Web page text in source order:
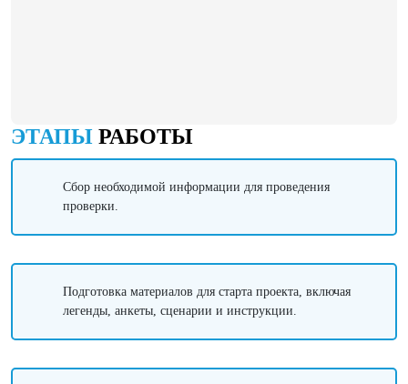
ЭТАПЫ РАБОТЫ
Сбор необходимой информации для проведения
проверки.
Подготовка материалов для старта проекта, включая
легенды, анкеты, сценарии и инструкции.